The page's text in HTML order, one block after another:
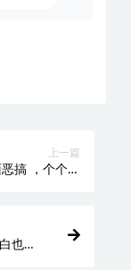
上一篇
搞 ，个个原
也可